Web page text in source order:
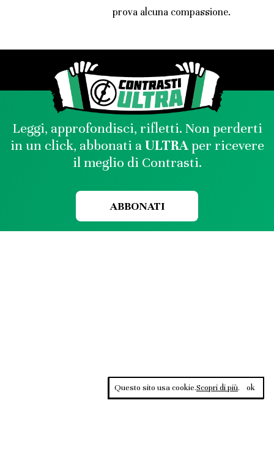
prova alcuna compassione.
Leggi, approfondisci, rifletti. Non perderti
in un click, abbonati aULTRAper ricevere
il meglio di Contrasti.
ABBONATI
Questo sito usa cookie.Scopri di più. ok